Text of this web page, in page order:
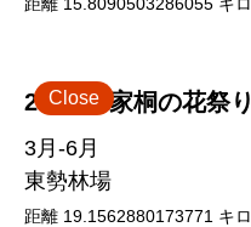
2026 客家桐の花祭り
3月-6月
東勢林場
距離 19.1562880173771 キロ
Close